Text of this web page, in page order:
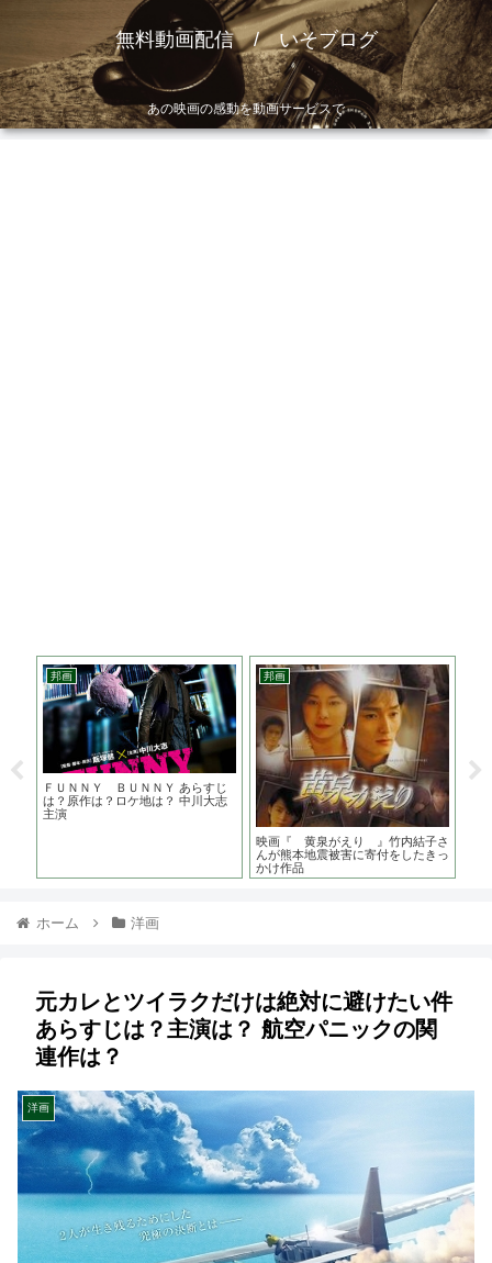
無料動画配信 / いそブログ
あの映画の感動を動画サービスで
邦画
ＦＵＮＮＹ ＢＵＮＮＹ あらすじ
は？原作は？ロケ地は？ 中川大志
主演
邦画
映画『 黄泉がえり 』竹内結子さ
んが熊本地震被害に寄付をしたきっ
かけ作品
ホーム 洋画
元カレとツイラクだけは絶対に避けたい件
あらすじは？主演は？ 航空パニックの関
連作は？
洋画